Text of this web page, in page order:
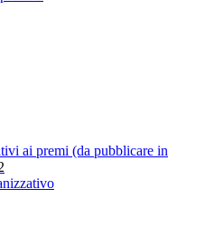
ai premi (da pubblicare in